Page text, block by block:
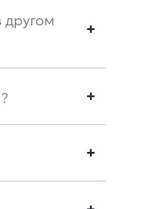
другом